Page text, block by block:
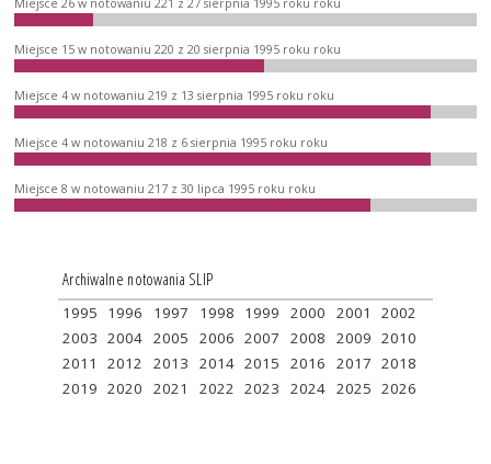
Miejsce 15 w notowaniu 220 z 20 sierpnia 1995 roku roku
Miejsce 4 w notowaniu 219 z 13 sierpnia 1995 roku roku
Miejsce 4 w notowaniu 218 z 6 sierpnia 1995 roku roku
Miejsce 8 w notowaniu 217 z 30 lipca 1995 roku roku
Archiwalne notowania SLIP
1995 1996 1997 1998 1999 2000 2001
2002
2003 2004 2005 2006 2007 2008 2009 2010
2011
2012 2013 2014 2015 2016 2017 2018
2019 2020 2021 2022 2023 2024 2025 2026